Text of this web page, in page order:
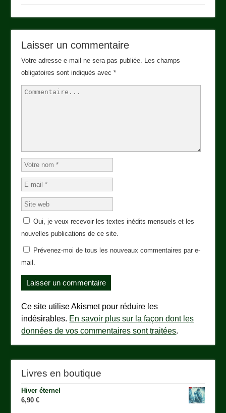
Laisser un commentaire
Votre adresse e-mail ne sera pas publiée. Les champs
obligatoires sont indiqués avec*
Oui, je veux recevoir les textes inédits mensuels et les
nouvelles publications de ce site.
Prévenez-moi de tous les nouveaux commentaires par e-
mail.
Ce site utilise Akismet pour réduire les
indésirables. En savoir plus sur la façon dont les
données de vos commentaires sont traitées.
Livres en boutique
Hiver éternel
6,90€